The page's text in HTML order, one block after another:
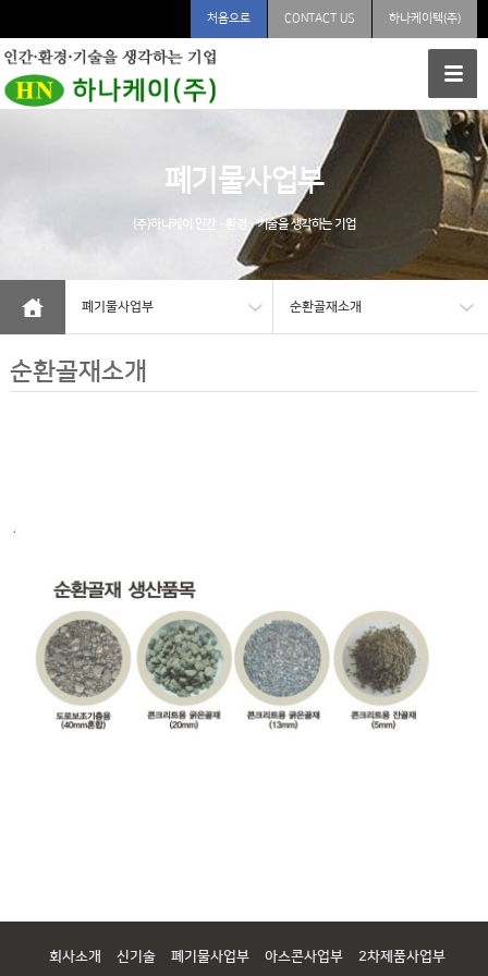
처음으로 CONTACT US 하나케이텍(주)
폐기물사업부
(주)하나케이 인간·환경·기술을 생각하는 기업
폐기물사업부 순환골재소개
순환골재소개
회사소개 신기술 폐기물사업부 아스콘사업부
2차제품사업부